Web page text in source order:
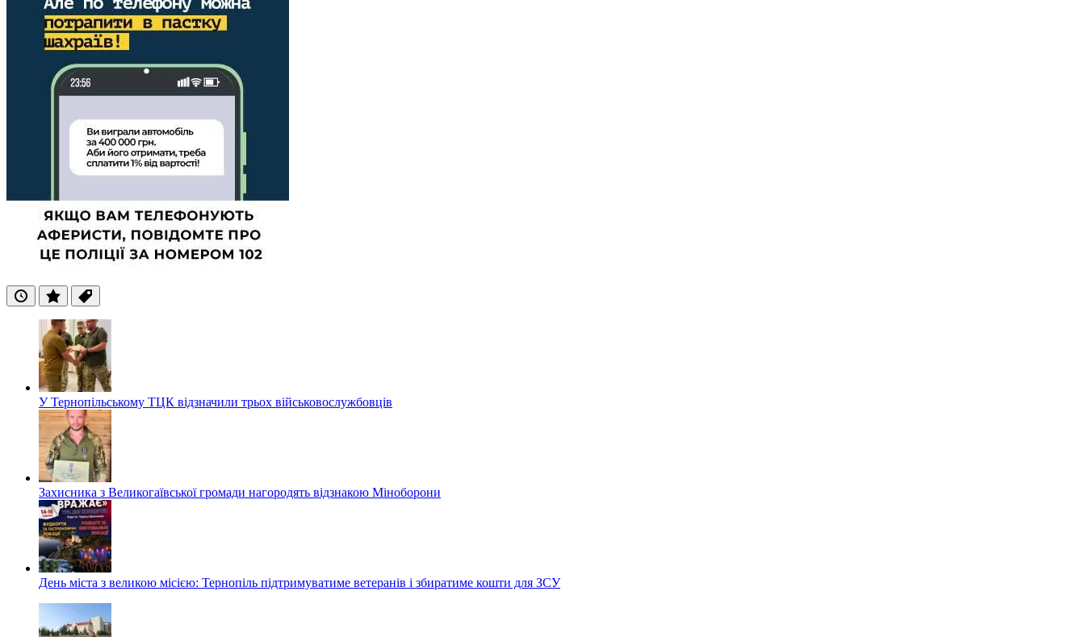
ОстанніПопулярні
Теги
У Тернопільському ТЦК відзначили трьох військовослужбовців
Захисника з Великогаївської громади нагородять відзнакою Міноборони
День міста з великою місією: Тернопіль підтримуватиме ветеранів і збиратиме кошти для ЗСУ